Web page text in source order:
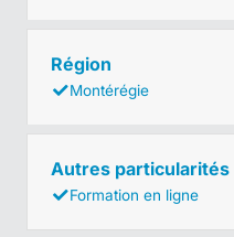
Région
Montérégie
Autres particularités
Formation en ligne